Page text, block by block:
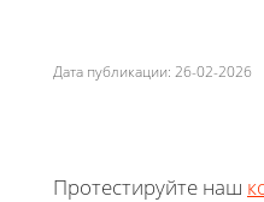
Дата публикации: 26-02-
Протестируйте наш